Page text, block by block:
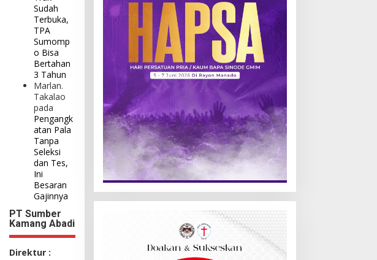
Sudah
Terbuka,
TPA
Sumomp
o Bisa
Bertahan
3 Tahun
Marlan.
Takalao
pada
Pengangk
atan Pala
Tanpa
Seleksi
dan Tes,
Ini
Besaran
Gajinnya
PT Sumber
Kamang Abadi
Direktur :